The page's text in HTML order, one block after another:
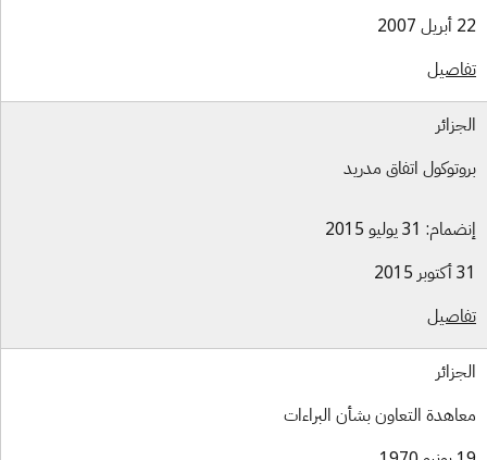
اتفاق مدريد
31 يوليو 2015
التعاون بشأن البراءات